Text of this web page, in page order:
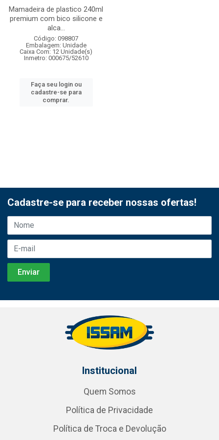
Mamadeira de plastico 240ml
premium com bico silicone e
alca...
Código: 098807
Embalagem: Unidade
Caixa Com: 12 Unidade(s)
Inmetro: 000675/52610
Faça seu login ou
cadastre-se para
comprar.
Cadastre-se para receber nossas ofertas!
Institucional
Quem Somos
Política de Privacidade
Política de Troca e Devolução